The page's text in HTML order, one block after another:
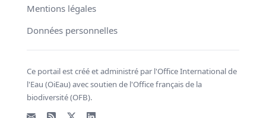
Mentions légales
Données personnelles
Ce portail est créé et administré par l'Office International de
l'Eau (OiEau) avec soutien de l'Office français de la
biodiversité (OFB).